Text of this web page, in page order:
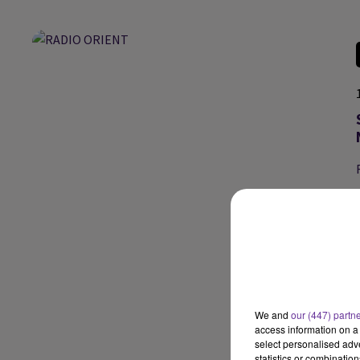
We and our (447)
access information on
select personalised